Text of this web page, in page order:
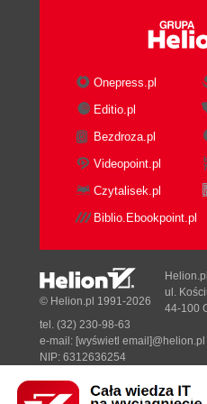
Odpowiedzi do
Rozdział 3. Funkcje i
Funkcje użytkownika
Czym są funkcje?
Tworzenie funkcji
Wykorzystanie
Kodowanie i
Zamiana ciągów
Funkcje
Czym są instrukcje?
Instrukcje sterujące
Instrukcje
Instrukcje pętli (115)
Instrukcja do while
Onepress.pl
Editio.pl
Bezdroza.pl
Videopoint.pl
Czytalisek.pl
Biblio.Ebookpoint.pl
Designed with ♥ byTonik.pl
© Helion.pl 1991-2026
ul.
44-100
tel. (32) 230-98-63
e-mail: [wyświetl email]@helion.pl
NIP: 6312636254